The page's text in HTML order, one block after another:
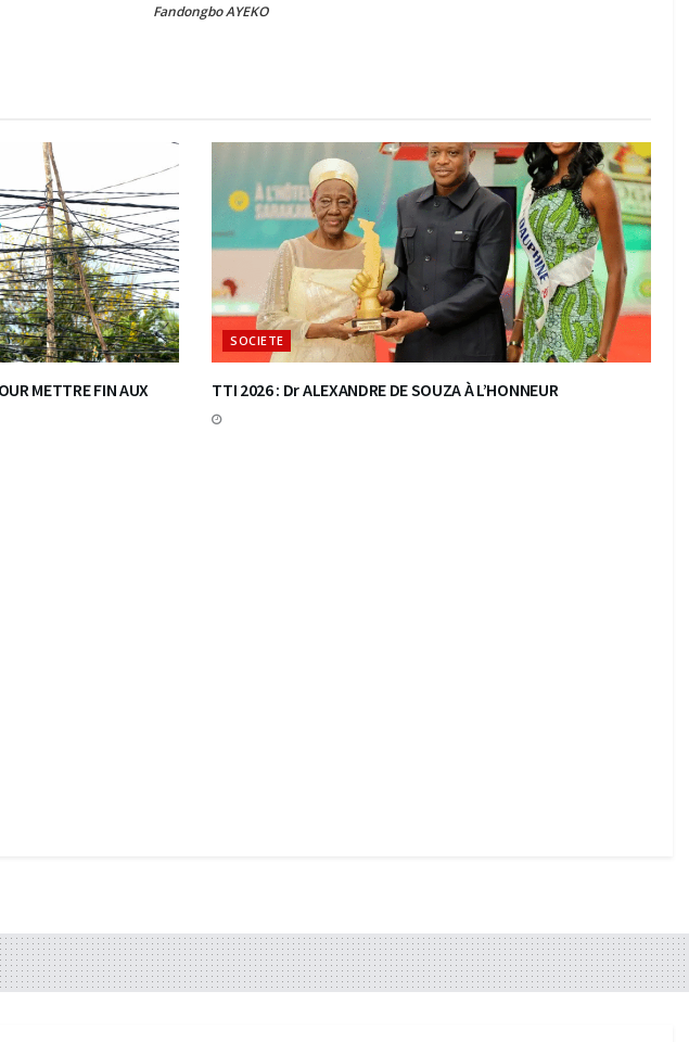
Fandongbo AYEKO
METTRE FIN AUX
SOCIETE
TTI 2026 : Dr ALEXANDRE DE SOUZA À L’HONNEUR